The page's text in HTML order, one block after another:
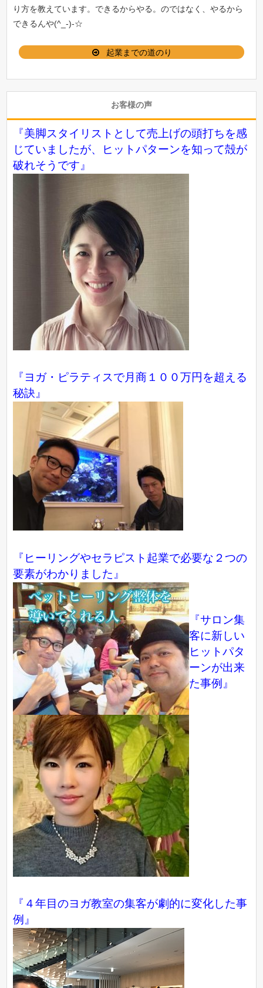
り方を教えています。できるからやる。のではなく、やるから
できるんや(^_-)-☆
起業までの道のり
お客様の声
『美脚スタイリストとして売上げの頭打ちを感
じていましたが、ヒットパターンを知って殻が
破れそうです』
『ヨガ・ピラティスで月商１００万円を超える
秘訣』
『ヒーリングやセラピスト起業で必要な２つの
要素がわかりました』
『サロン集
客に新しい
ヒットパタ
ーンが出来
た事例』
『４年目のヨガ教室の集客が劇的に変化した事
例』